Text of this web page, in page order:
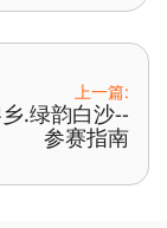
上一篇:
.绿韵白沙--
参赛指南